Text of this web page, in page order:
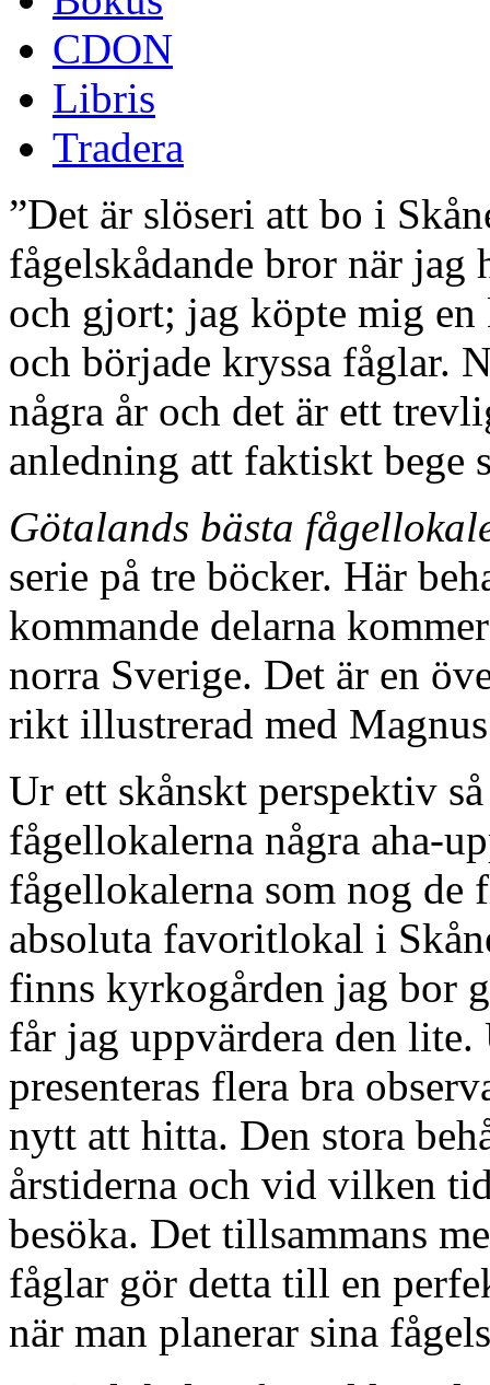
CDON
Libris
Tradera
”Det är slöseri att bo i
fågelskådande bror när jag
och gjort; jag köpte mig
och började kryssa fåglar.
några år och det är ett
anledning att faktiskt bege
Götalands bästa
serie på tre böcker. Här
kommande delarna
norra Sverige. Det är en
rikt illustrerad med
Ur ett skånskt perspektiv
fågellokalerna några aha-
fågellokalerna som nog
absoluta favoritlokal i
finns kyrkogården jag bor
får jag uppvärdera den
presenteras flera bra
nytt att hitta. Den stora
årstiderna och vid vilken
besöka. Det tillsammans
fåglar gör detta till en
när man planerar sina